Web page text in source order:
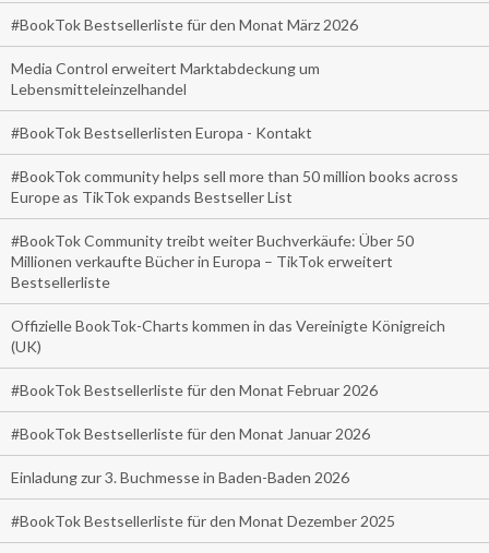
#BookTok Bestsellerliste für den Monat März 2026
Media Control erweitert Marktabdeckung um
Lebensmitteleinzelhandel
#BookTok Bestsellerlisten Europa - Kontakt
#BookTok community helps sell more than 50 million books across
Europe as TikTok expands Bestseller List
#BookTok Community treibt weiter Buchverkäufe: Über 50
Millionen verkaufte Bücher in Europa – TikTok erweitert
Bestsellerliste
Offizielle BookTok-Charts kommen in das Vereinigte Königreich
(UK)
#BookTok Bestsellerliste für den Monat Februar 2026
#BookTok Bestsellerliste für den Monat Januar 2026
Einladung zur 3. Buchmesse in Baden-Baden 2026
#BookTok Bestsellerliste für den Monat Dezember 2025